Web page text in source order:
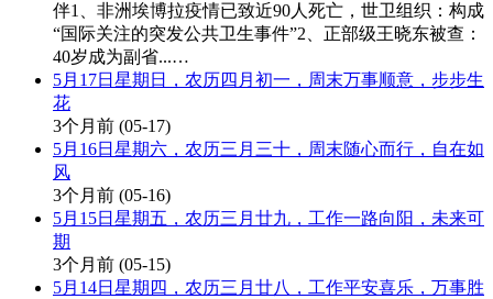
伴1、非洲埃博拉疫情已致近90人死亡，世卫组织：构成
“国际关注的突发公共卫生事件”2、正部级王晓东被查：
40岁成为副省...…
5月17日星期日，农历四月初一，周末万事顺意，步步生
花
3个月前 (05-17)
5月16日星期六，农历三月三十，周末随心而行，自在如
风
3个月前 (05-16)
5月15日星期五，农历三月廿九，工作一路向阳，未来可
期
3个月前 (05-15)
5月14日星期四，农历三月廿八，工作平安喜乐，万事胜